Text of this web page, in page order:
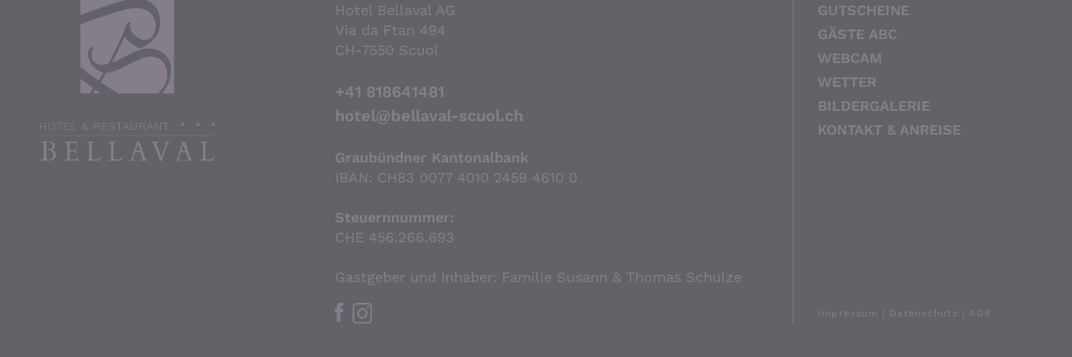
Hotel Bellaval AG
Via da Ftan 494
CH-7550 Scuol
+41 818641481
hotel@bellaval-scuol.ch
Graubündner Kantonalbank
IBAN: CH83 0077 4010 2459 4610 0
Steuernnummer:
CHE 456.266.693
Gastgeber und Inhaber: Familie Susann & Thomas Schulze
GUTSCHEINE
GÄSTE ABC
WEBCAM
WETTER
BILDERGALERIE
KONTAKT & ANREISE
Impressum Datenschutz AGB